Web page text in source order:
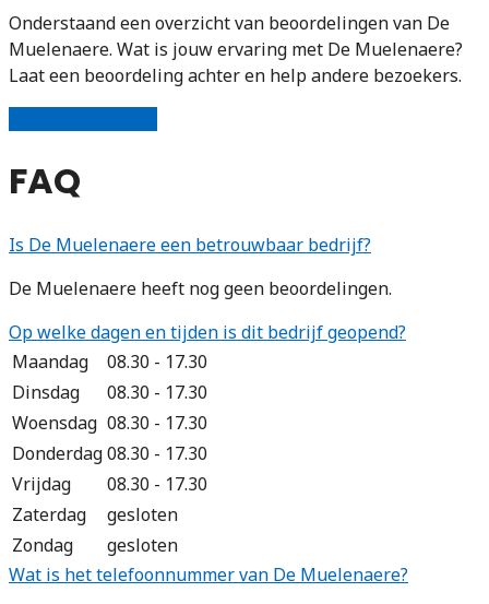
Onderstaand een overzicht van beoordelingen van De
Muelenaere. Wat is jouw ervaring met De Muelenaere?
Laat een beoordeling achter en help andere bezoekers.
FAQ
Is De Muelenaere een betrouwbaar bedrijf?
De Muelenaere heeft nog geen beoordelingen.
Op welke dagen en tijden is dit bedrijf geopend?
Maandag
08.30 - 17.30
Dinsdag
08.30 - 17.30
Woensdag 08.30 - 17.30
Donderdag08.30 - 17.30
Vrijdag
08.30 - 17.30
Zaterdag
gesloten
Zondag
gesloten
Wat is het telefoonnummer van De Muelenaere?